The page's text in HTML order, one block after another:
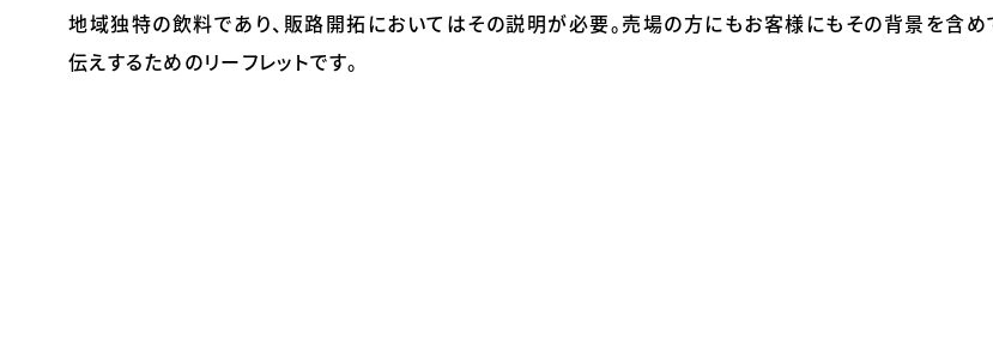
地域独特の飲料であり、販路開拓においてはその説明が必要。売場の方にもお客様にもその背景を含め
伝えするためのリーフレットです。